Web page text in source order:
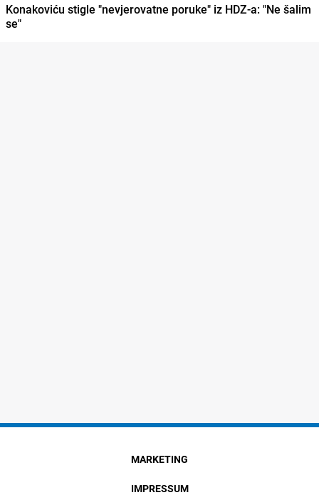
Konakoviću stigle "nevjerovatne poruke" iz HDZ-a: "Ne šalim
se"
MARKETING
IMPRESSUM